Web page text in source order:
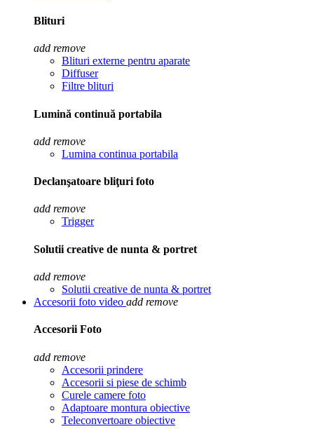
Blituri
add remove
Blituri externe pentru aparate
Diffuser
Filtre blituri
Lumină continuă portabila
add remove
Lumina continua portabila
Declanşatoare bliţuri foto
add remove
Trigger
Solutii creative de nunta & portret
add remove
Solutii creative de nunta & portret
Accesorii foto video add remove
Accesorii Foto
add remove
Accesorii prindere
Accesorii si piese de schimb
Curele camere foto
Adaptoare montura obiective
Teleconvertoare obiective